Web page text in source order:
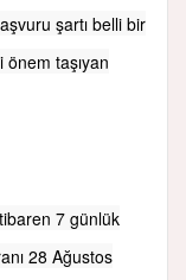
şartı belli bir
önem taşıyan
7 günlük
28 Ağustos